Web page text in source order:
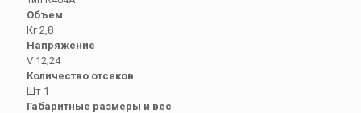
Объем
Кг 2,8
Напряжение
V 12;24
Количество отсеков
Шт 1
Габаритные размеры и вес